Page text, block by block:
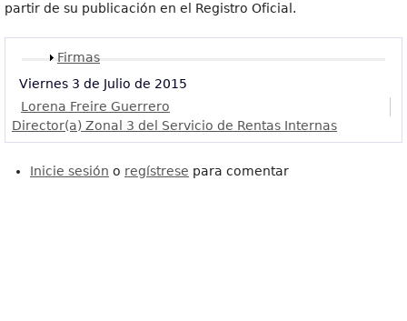
partir de su publicación en el Registro Oficial.
Mostrar
Firmas
Viernes 3 de Julio de 2015
Lorena Freire Guerrero
Director(a) Zonal 3 del Servicio de Rentas Internas
Inicie sesión o regístrese para comentar